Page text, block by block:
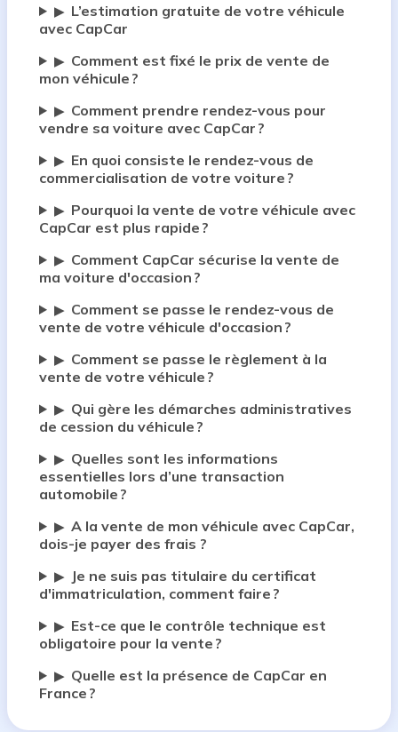
▶ L’estimation gratuite de votre véhicule
avec CapCar
▶ Comment est fixé le prix de vente de
mon véhicule ?
▶ Comment prendre rendez-vous pour
vendre sa voiture avec CapCar ?
▶ En quoi consiste le rendez-vous de
commercialisation de votre voiture ?
▶ Pourquoi la vente de votre véhicule avec
CapCar est plus rapide ?
▶ Comment CapCar sécurise la vente de
ma voiture d'occasion ?
▶ Comment se passe le rendez-vous de
vente de votre véhicule d'occasion ?
▶ Comment se passe le règlement à la
vente de votre véhicule ?
▶ Qui gère les démarches administratives
de cession du véhicule ?
▶ Quelles sont les informations
essentielles lors d’une transaction
automobile ?
▶ A la vente de mon véhicule avec CapCar,
dois-je payer des frais ?
▶
Je ne suis pas titulaire du certificat
d'immatriculation, comment faire ?
▶ Est-ce que le contrôle technique est
obligatoire pour la vente ?
▶ Quelle est la présence de CapCar en
France ?